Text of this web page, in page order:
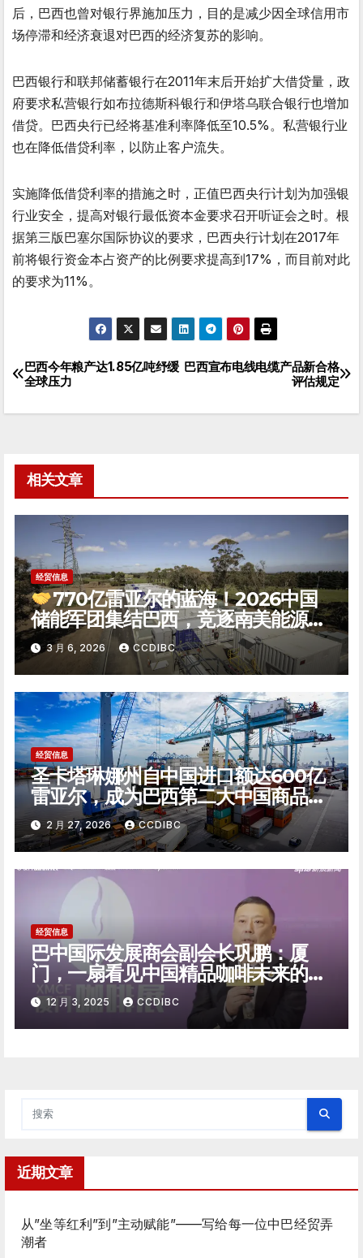
后，巴西也曾对银行界施加压力，目的是减少因全球信用市
场停滞和经济衰退对巴西的经济复苏的影响。
巴西银行和联邦储蓄银行在2011年末后开始扩大借贷量，政
府要求私营银行如布拉德斯科银行和伊塔乌联合银行也增加
借贷。巴西央行已经将基准利率降低至10.5%。私营银行业
也在降低借贷利率，以防止客户流失。
实施降低借贷利率的措施之时，正值巴西央行计划为加强银
行业安全，提高对银行最低资本金要求召开听证会之时。根
据第三版巴塞尔国际协议的要求，巴西央行计划在2017年
前将银行资金本占资产的比例要求提高到17%，而目前对此
的要求为11%。
文
章
航
巴西宣布电线电缆产品新合格
评估规定
巴西今年粮产达1.85亿吨纾缓
全球压力
相关文章
经贸信息
770亿雷亚尔的蓝海！2026中国
储能军团集结巴西，竞逐南美能源转
型新极点
3 月 6, 2026 CCDIBC
经贸信息
圣卡塔琳娜州自中国进口额达600亿
雷亚尔，成为巴西第二大中国商品进
口州
2 月 27, 2026 CCDIBC
经贸信息
巴中国际发展商会副会长巩鹏：厦
门，一扇看见中国精品咖啡未来的窗
口12 月 3, 2025 CCDIBC
近期文章
从”坐等红利”到”主动赋能”——写给每一位中巴经贸弄
潮者